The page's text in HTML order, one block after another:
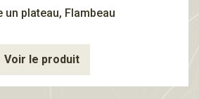
un plateau, Flambeau
Voir le produit